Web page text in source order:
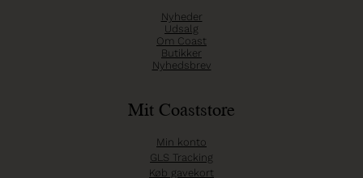
Nyheder
Udsalg
Om Coast
Butikker
Nyhedsbrev
Mit Coaststore
Min konto
GLS Tracking
Køb gavekort